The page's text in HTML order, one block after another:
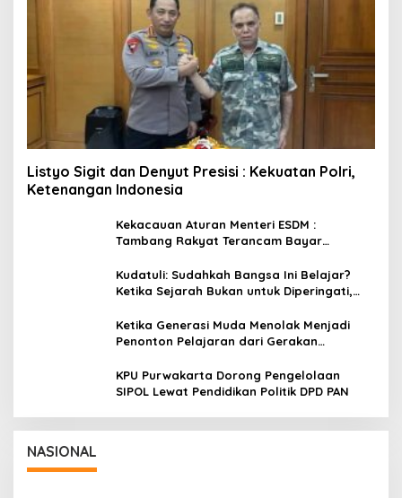
Listyo Sigit dan Denyut Presisi : Kekuatan Polri,
Ketenangan Indonesia
Kekacauan Aturan Menteri ESDM :
Tambang Rakyat Terancam Bayar
Kudatuli: Sudahkah Bangsa Ini Belajar?
Ketika Sejarah Bukan untuk Diperingati,
Ketika Generasi Muda Menolak Menjadi
Penonton Pelajaran dari Gerakan
KPU Purwakarta Dorong Pengelolaan
SIPOL Lewat Pendidikan Politik DPD PAN
NASIONAL